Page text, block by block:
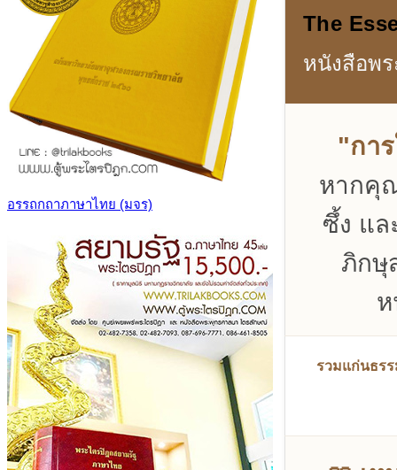
อรรถกถาภาษาไทย (มจร)
The
หนังสือพ
"กา
หากคุ
ซึ้ง แล
ภิกษุ
รวมแก่นธร